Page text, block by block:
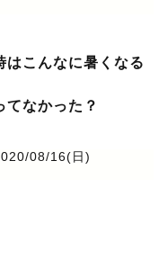
はこんなに暑くなる
てなかった？
08/16(日)